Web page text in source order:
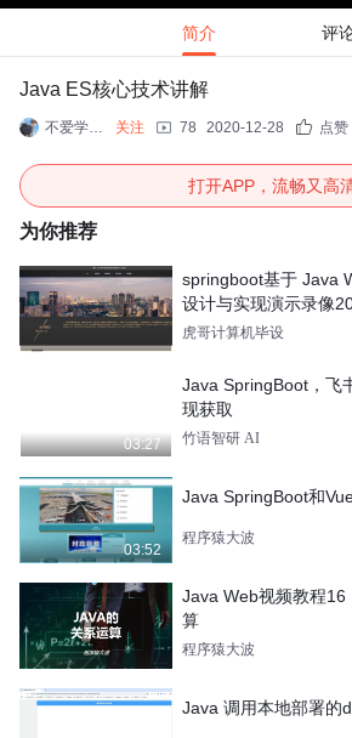
简介 评
Java ES核心技术讲解
不爱学习的辛 关注 78 2020-12-28 点赞
打开APP，流畅又高
为你推荐
springboot基于 Java
设计与实现演示录像
虎哥计算机毕设
03:27
Java SpringBoot，飞
现获取
竹语智研 AI
03:52
Java SpringBoot和
程序猿大波
Java Web视频教程
算
程序猿大波
Java 调用本地部署的